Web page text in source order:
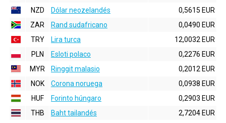
NZD
Dólar neozelandés
0,5615 EUR
ZAR
Rand sudafricano
0,0490 EUR
TRY
Lira turca
12,0032 EUR
PLN
Esloti polaco
0,2276 EUR
MYR
Ringgit malasio
0,2012 EUR
NOK
Corona noruega
0,0938 EUR
HUF
Forinto húngaro
0,2903 EUR
THB
Baht tailandés
2,7204 EUR